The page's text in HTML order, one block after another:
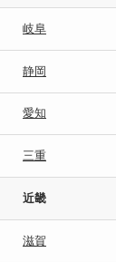
岐阜
静岡
愛知
三重
近畿
滋賀